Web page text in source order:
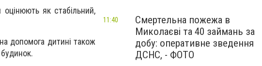
як стабільний,
допомога дитині також
Смертельна пожежа в
Миколаєві та 40 займань за
добу: оперативне зведення
ДСНС, - ФОТО
11:40